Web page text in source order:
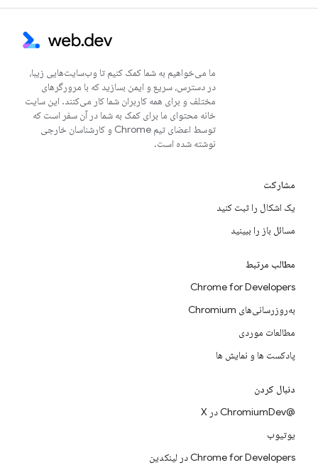
ما می‌خواهیم به شما کمک کنیم تا وب‌سایت‌هایی زیبا،
در دسترس، سریع و ایمن بسازید که با مرورگرهای
مختلف و برای همه کاربران شما کار می‌کنند. این سایت
خانه محتوای ما برای کمک به شما در آن سفر است که
توسط اعضای تیم Chrome و کارشناسان خارجی
نوشته شده است.
مشارکت
یک اشکال را ثبت کنید
مسائل باز را ببینید
مطالب مرتبط
Chrome for Developers
به‌روزرسانی‌های Chromium
مطالعات موردی
پادکست ها و نمایش ها
دنبال کردن
@ChromiumDev در X
یوتیوب
Chrome for Developers در لینکدین